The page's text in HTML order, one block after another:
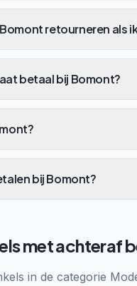
retourneren als
betaal bij Bomont?
bij Bomont?
met achteraf
in de categorie